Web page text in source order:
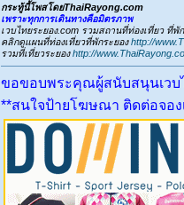
กระทู้นี้โพสโดยThaiRayong.com
เพราะทุกการเดินทางคือมิตรภาพ
เวบไทยระยอง.com รวมสถานที่ท่องเที่ยว ที่
คลิกดูแผนที่ท่องเที่ยวที่พักระยองhttp://
รวมที่เที่ยวระยองhttp://
ขอขอบพระคุณผู้สนับสนุนเวบ
**สนใจป้ายโฆษณา ติดต่อจอ